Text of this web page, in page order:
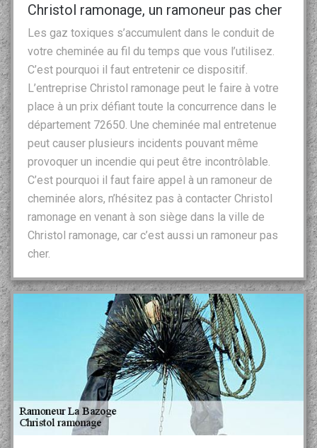
Christol ramonage, un ramoneur pas cher
Les gaz toxiques s’accumulent dans le conduit de
votre cheminée au fil du temps que vous l’utilisez.
C’est pourquoi il faut entretenir ce dispositif.
L’entreprise Christol ramonage peut le faire à votre
place à un prix défiant toute la concurrence dans le
département 72650. Une cheminée mal entretenue
peut causer plusieurs incidents pouvant même
provoquer un incendie qui peut être incontrôlable.
C’est pourquoi il faut faire appel à un ramoneur de
cheminée alors, n’hésitez pas à contacter Christol
ramonage en venant à son siège dans la ville de
Christol ramonage, car c’est aussi un ramoneur pas
cher.